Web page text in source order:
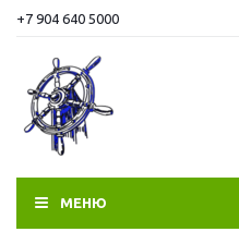
+7 904 640 5000
МЕНЮ